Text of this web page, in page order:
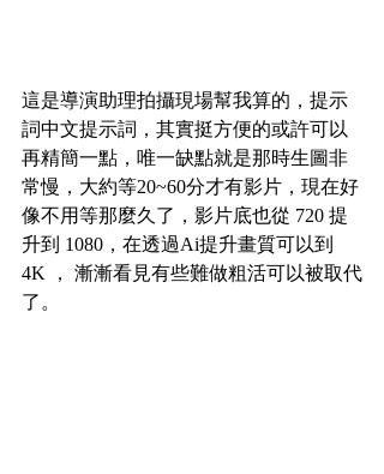
這是導演助理拍攝現場幫我算的，提示
詞中文提示詞，其實挺方便的或許可以
再精簡一點，唯一缺點就是那時生圖非
常慢，大約等20~60分才有影片，現在好
像不用等那麼久了，影片底也從 720 提
升到 1080，在透過Ai提升畫質可以到
4K ， 漸漸看見有些難做粗活可以被取代
了。